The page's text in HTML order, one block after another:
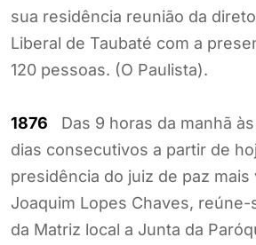
sua residência reunião da
Liberal de Taubaté com a
120 pessoas. (O Paulista).
1876 Das 9 horas da manhã
dias consecutivos a partir de
presidência do juiz de paz mais
Joaquim Lopes Chaves,
da Matriz local a Junta da